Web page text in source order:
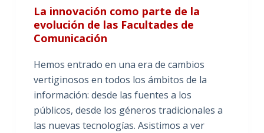
La innovación como parte de la
evolución de las Facultades de
Comunicación
Hemos entrado en una era de cambios
vertiginosos en todos los ámbitos de la
información: desde las fuentes a los
públicos, desde los géneros tradicionales a
las nuevas tecnologías. Asistimos a ver